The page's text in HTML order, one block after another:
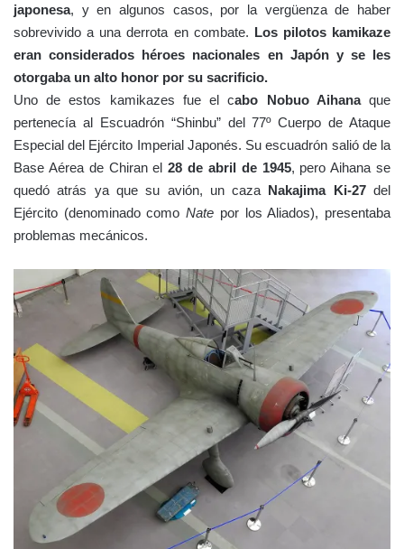
japonesa, y en algunos casos, por la vergüenza de haber
sobrevivido a una derrota en combate. Los pilotos kamikaze
eran considerados héroes nacionales en Japón y se les
otorgaba un alto honor por su sacrificio.
Uno de estos kamikazes fue el cabo Nobuo Aihanaque
pertenecía al Escuadrón “Shinbu” del 77º Cuerpo de Ataque
Especial del Ejército Imperial Japonés. Su escuadrón salió de la
Base Aérea de Chiran el28 de abril de 1945, pero Aihana se
quedó atrás ya que su avión, un caza Nakajima Ki-27del
Ejército (denominado comoNate por los Aliados), presentaba
problemas mecánicos.